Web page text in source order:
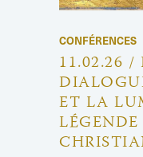
CONFÉRENCES
11.02.26 /
ET LA